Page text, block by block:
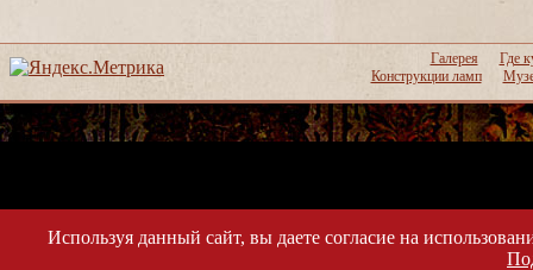
Галерея
Где
Конструкции ламп
Используя данный сайт, вы даете согласие на